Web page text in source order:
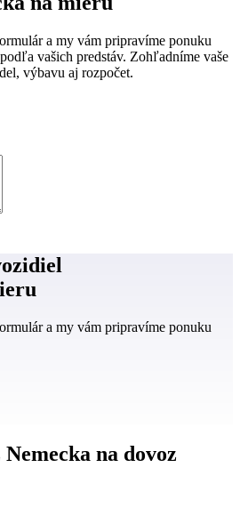
a my vám pripravíme ponuku
vašich predstáv. Zohľadníme vaše
výbavu aj rozpočet.
a my vám pripravíme ponuku
na dovoz